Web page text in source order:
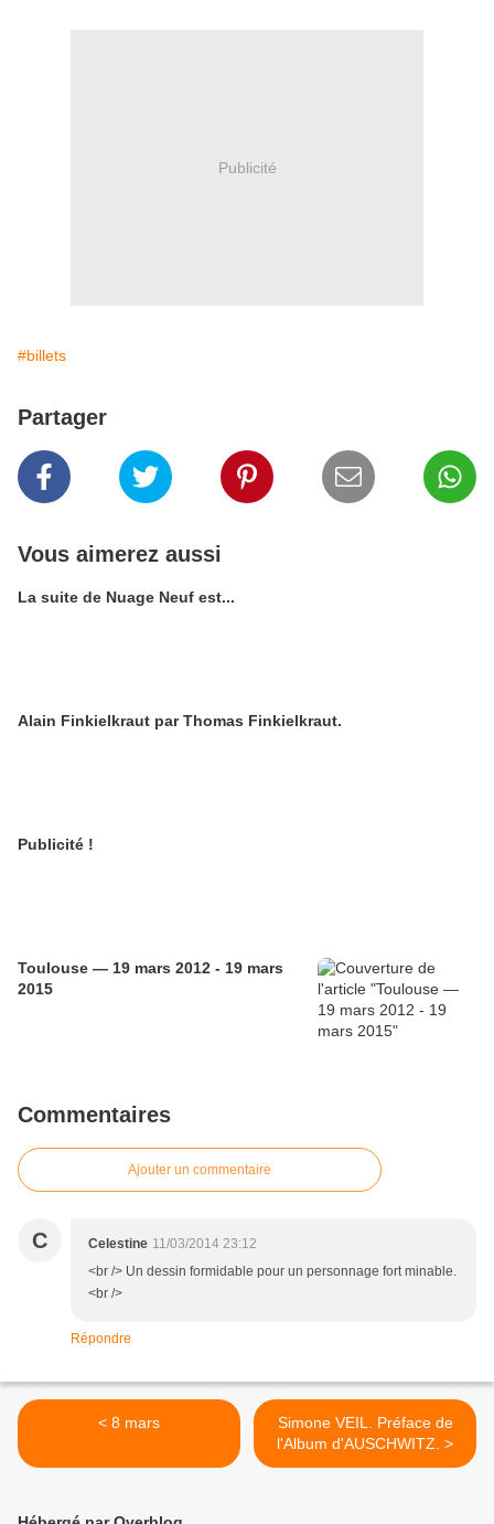
Publicité
#billets
Partager
Vous aimerez aussi
La suite de Nuage Neuf est...
Alain Finkielkraut par Thomas Finkielkraut.
Publicité !
Toulouse — 19 mars 2012 - 19 mars
2015
Commentaires
Ajouter un commentaire
C Celestine 11/03/2014 23:12
<br /> Un dessin formidable pour un personnage fort minable.
<br />
Répondre
< 8 mars
Simone VEIL. Préface de
l'Album d'AUSCHWITZ. >